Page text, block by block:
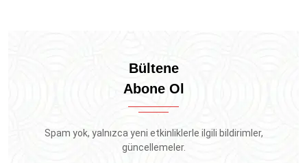
Bültene
Abone Ol
Spam yok, yalnızca yeni etkinliklerle ilgili bildirimler,
güncellemeler.